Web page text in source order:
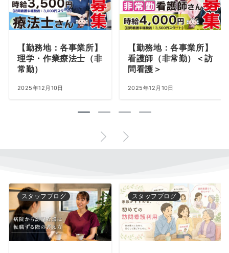
【勤務地：各事業所】
理学・作業療法士（非
常勤）
2025年12月10日
【勤務地：各事業所】
看護師（非常勤）＜訪
問看護＞
2025年12月10日
スタッフブログ スタッフブログ